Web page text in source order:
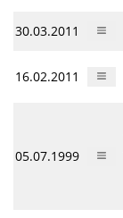
30.03.2011
16.02.2011
05.07.1999